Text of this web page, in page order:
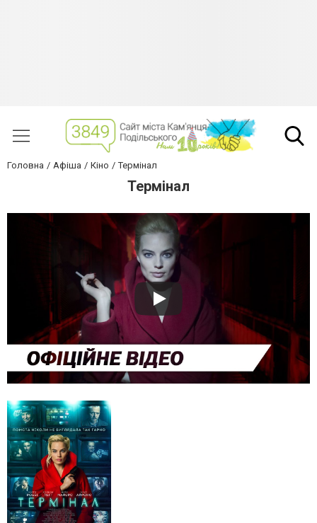
Головна Афіша Кіно Термінал
Термінал